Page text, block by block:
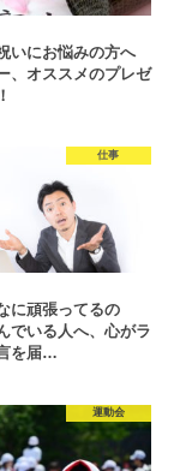
いにお悩みの方へ
、オススメのプレゼ
仕事
に頑張ってるの
でいる人へ、心がラ
を届…
運動会